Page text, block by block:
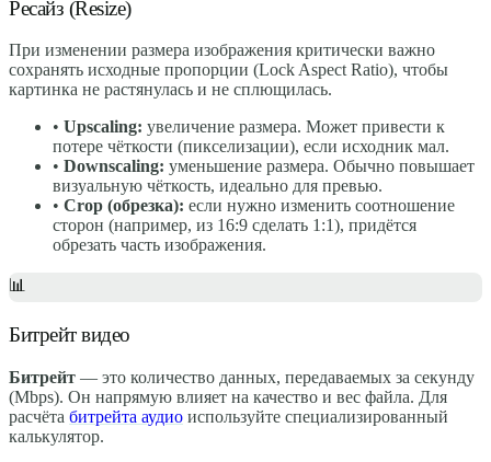
Ресайз (Resize)
При изменении размера изображения критически важно
сохранять исходные пропорции (Lock Aspect Ratio), чтобы
картинка не растянулась и не сплющилась.
• Upscaling: увеличение размера. Может привести к
потере чёткости (пикселизации), если исходник мал.
• Downscaling: уменьшение размера. Обычно повышает
визуальную чёткость, идеально для превью.
• Crop (обрезка): если нужно изменить соотношение
сторон (например, из 16:9 сделать 1:1), придётся
обрезать часть изображения.
📊
Битрейт видео
Битрейт — это количество данных, передаваемых за секунду
(Mbps). Он напрямую влияет на качество и вес файла. Для
расчёта битрейта аудио используйте специализированный
калькулятор.